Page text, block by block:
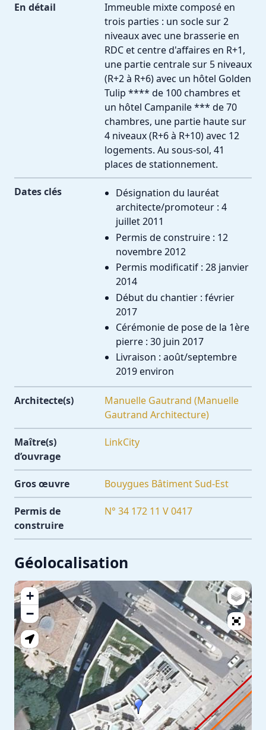
En détail
Immeuble mixte composé en
trois parties : un socle sur 2
niveaux avec une brasserie en
RDC et centre d'affaires en R+1,
une partie centrale sur 5 niveaux
(R+2 à R+6) avec un hôtel Golden
Tulip **** de 100 chambres et
un hôtel Campanile *** de 70
chambres, une partie haute sur
4 niveaux (R+6 à R+10) avec 12
logements. Au sous-sol, 41
places de stationnement.
Dates clés
Désignation du lauréat
architecte/promoteur : 4
juillet 2011
Permis de construire : 12
novembre 2012
Permis modificatif : 28 janvier
2014
Début du chantier : février
2017
Cérémonie de pose de la 1ère
pierre : 30 juin 2017
Livraison : août/septembre
2019 environ
Architecte(s)
Manuelle Gautrand (Manuelle
Gautrand Architecture)
Maître(s)
d’ouvrage
LinkCity
Gros œuvre Bouygues Bâtiment Sud-Est
Permis de
construire
N° 34 172 11 V 0417
Géolocalisation
+
−